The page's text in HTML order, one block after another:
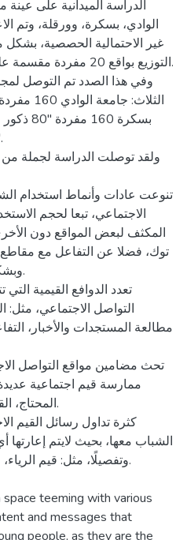
الدراسة الميدانية على
الوادي، بسكرة، وورقلة، وتم
غير الاحتمالية الحصصية، بشكل
التوزيع بواقع 20
ولقد توصلت الدراسة لجملة من
الاجتماعي، تبعا لحجم
المكثف لبعض المواقع دون
توك، فضلا عن التفاعل مع مقاطع
التواصل الاجتماعي،
مطالعة المستجدات والأخبار،
ممارسة قيم اجتماعية
المحتاج،
الشباب معها، بحيث لايتم
وتفصيلًا، مثل: قيم
teeming with various
and messages that
people, as they are the